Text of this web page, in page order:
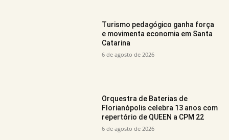
Turismo pedagógico ganha força
e movimenta economia em Santa
Catarina
6 de agosto de 2026
Orquestra de Baterias de
Florianópolis celebra 13 anos com
repertório de QUEEN a CPM 22
6 de agosto de 2026